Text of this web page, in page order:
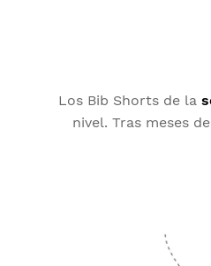
Los Bib Shorts de la
nivel. Tras meses